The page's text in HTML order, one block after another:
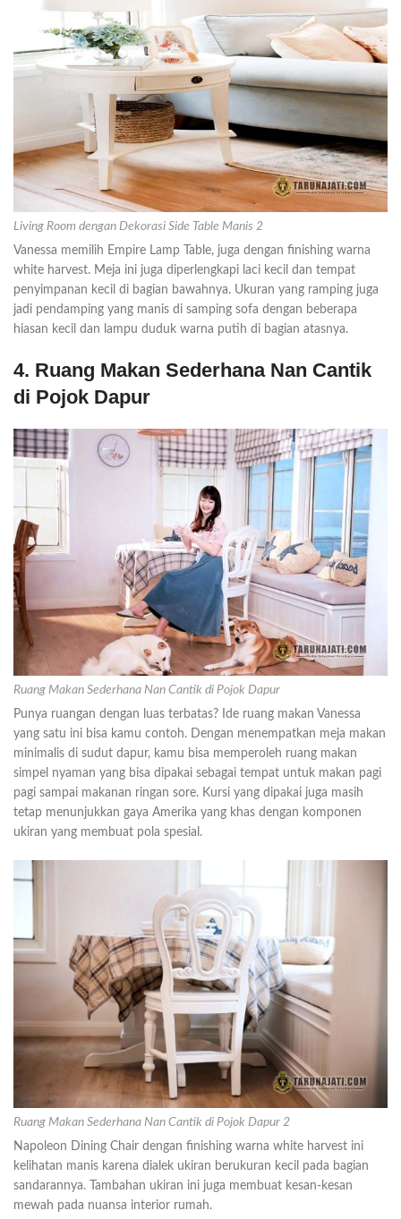
Living Room dengan Dekorasi Side Table Manis 2
Vanessa memilih Empire Lamp Table, juga dengan finishing warna
white harvest. Meja ini juga diperlengkapi laci kecil dan tempat
penyimpanan kecil di bagian bawahnya. Ukuran yang ramping juga
jadi pendamping yang manis di samping sofa dengan beberapa
hiasan kecil dan lampu duduk warna putih di bagian atasnya.
4. Ruang Makan Sederhana Nan Cantik
di Pojok Dapur
Ruang Makan Sederhana Nan Cantik di Pojok Dapur
Punya ruangan dengan luas terbatas? Ide ruang makan Vanessa
yang satu ini bisa kamu contoh. Dengan menempatkan meja makan
minimalis di sudut dapur, kamu bisa memperoleh ruang makan
simpel nyaman yang bisa dipakai sebagai tempat untuk makan pagi
pagi sampai makanan ringan sore. Kursi yang dipakai juga masih
tetap menunjukkan gaya Amerika yang khas dengan komponen
ukiran yang membuat pola spesial.
Ruang Makan Sederhana Nan Cantik di Pojok Dapur 2
Napoleon Dining Chair dengan finishing warna white harvest ini
kelihatan manis karena dialek ukiran berukuran kecil pada bagian
sandarannya. Tambahan ukiran ini juga membuat kesan-kesan
mewah pada nuansa interior rumah.